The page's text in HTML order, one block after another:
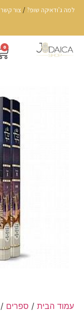
למה ג'ודאיקה שופ? / צור קשר
0
עמוד הבית / ספרים /